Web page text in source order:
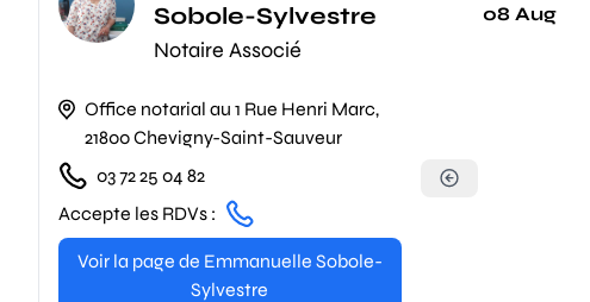
Sobole-Sylvestre
Notaire Associé
Office notarial au 1 Rue Henri Marc,
21800 Chevigny-Saint-Sauveur
03 72 25 04 82
Accepte les RDVs :
Voir la page de Emmanuelle Sobole-
Sylvestre
08 Aug